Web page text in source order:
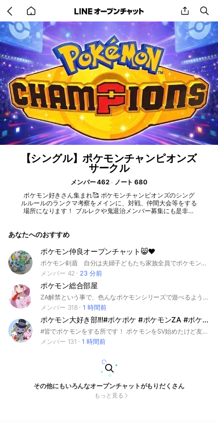
back
to
home
share
【シングル】ポケモンチャンピオンズ
サークル
メンバー 462
ノート 680
ポケモン好きさん集まれ🥰 ポケモンチャンピオンズのシング
ルルールのランクマ考察をメインに、対戦、仲間大会等をする
場所になります！ ブルレクや鬼退治メンバー募集にも是非！
ていってください☺️ ※メンバーの年齢層は10〜40代 高校生や
ど、最初の礼儀は大切(๑•̀ㅂ•́)و✧ 新規、初心者など気にせずガ
ンガン輪に入って話してってください🔥 ※荒らし、クレクレ、
暴言、中傷、出会い目的などの場を乱す行為は禁止です！
あなたへのおすすめ
ポケモン仲良オープンチャット😸♥
ポケモン剣盾 自分は夫婦子どもたち家族全員でポケモン剣盾を楽しくやってます🙋 一緒に楽しめる方ならどなたでもどうぞ😼☝ 初心者から～上級まで楽しく一緒にやりましょう😋 入ったら挨拶は忘れずよろしくお願いします 簡単な自己紹介等あればありがたいです🙆 ポケモンの話だけじゃなく雑談など歓迎です♪♪ 名前の横に(TN○○○あれば対戦交換の時にスムーズにやり取りが出来ます) 入ってすぐになにか欲しいとかの書き込み等退会させます!!!!!図鑑完成手伝って下さいと言っておきながら図鑑完成したら何事も無かったかのように抜けた人がいたので見たら退会させます！！！ ランクマッチ 対戦 交換 色違い 孵化余り タマゴ 遺伝技
メンバー 42
23 分前
ポケモン総合部屋
ZA解禁という事で、色んなポケモンシリーズで遊べるよう、総合部屋という事にしました！ 興味のある方、通信したい方、色んな方と仲良くしたい方、交換がしたい方、対戦に挑戦してみたい方、さらにブルレクやダイマックスアドベンチャーをやりたい方などなど、ポケモンの事ならなんでもヨシ‼︎👉🐱 是非気軽に入ってみてください✨ 🎋入ったらまず挨拶をするのと大事なノートの【注意して欲しいルール】を読んで欲しいです🙇‍ （ZA発売してすぐなので、ネタバレ等は極力お控え下さい。） 当オプチャは誰でも楽しめる安心安全のオープンチャットを目指しております！🦺 最後まで読んで頂きありがとうございます！ 貴方様のご参加を、心よりお待ちしております🫶🙂‍↕️
メンバー 318
1 時間前
ポケモン大好き部!!!#ポケポケ #ポケモンZA #ポケモンGO
#皆でポケモンをする所です！ ポケモンをSV始めたけど友達が居ない人や、 図鑑埋めたいけどどうすれば良いんだなどなどの悩みがある人でも大歓迎！ストーリー勢から廃人までいろんな人と一緒にポケモンやりましょう！ 仲良くしてくださいね！！！(σ´∀`)σ 主はたまに深夜対応もしてます‼️深夜にも交換などに誘っても大丈夫です笑 敬語使わなくて大丈夫です！ 因みに他のゲームも色々やってます！ポケGOユナイトポケポケ等々 #ポケモンSV #ポケモン交換 #ポケモン対戦 #BP集め
メンバー 131
1 時間前
その他にもいろんなオープンチャットがもりだくさん
もっと見る